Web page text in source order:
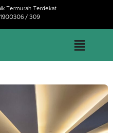
Termurah Terdekat
/ 309